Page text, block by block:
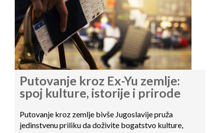
Putovanje kroz Ex-Yu zemlje:
spoj kulture, istorije i prirode
Putovanje kroz zemlje bivše Jugoslavije pruža
jedinstvenu priliku da doživite bogatstvo kulture,